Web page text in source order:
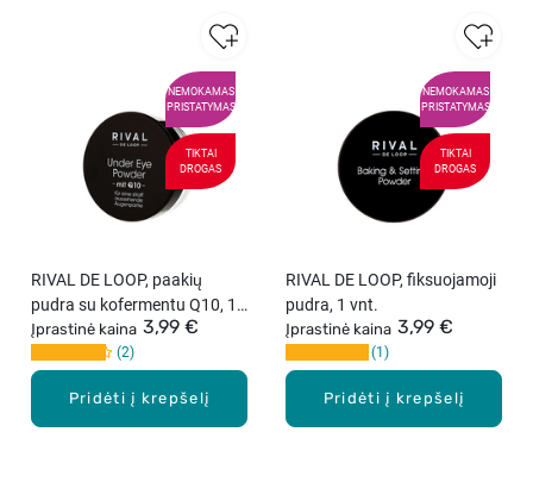
NEMOKAMAS
PRISTATYMAS
TIKTAI
DROGAS
Pridėti į krepšelį
RIVAL DE LOOP, paakių
pudra su kofermentu Q10, 1
vnt.
Įprastinė kaina 3,99 €
2
NEMOKAMAS
PRISTATYMAS
TIKTAI
DROGAS
Pridėti į krepšelį
RIVAL DE LOOP, fiksuojamoji
pudra, 1 vnt.
Įprastinė kaina 3,99 €
1